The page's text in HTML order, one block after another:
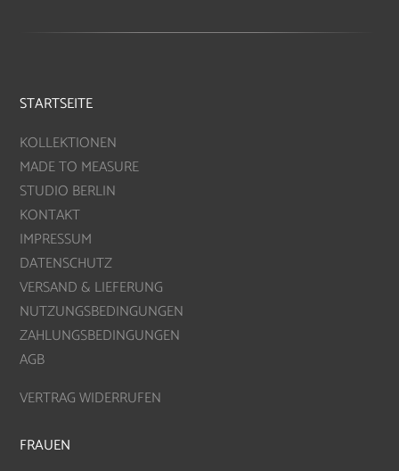
STARTSEITE
KOLLEKTIONEN
MADE TO MEASURE
STUDIO BERLIN
KONTAKT
IMPRESSUM
DATENSCHUTZ
VERSAND & LIEFERUNG
NUTZUNGSBEDINGUNGEN
ZAHLUNGSBEDINGUNGEN
AGB
VERTRAG WIDERRUFEN
FRAUEN